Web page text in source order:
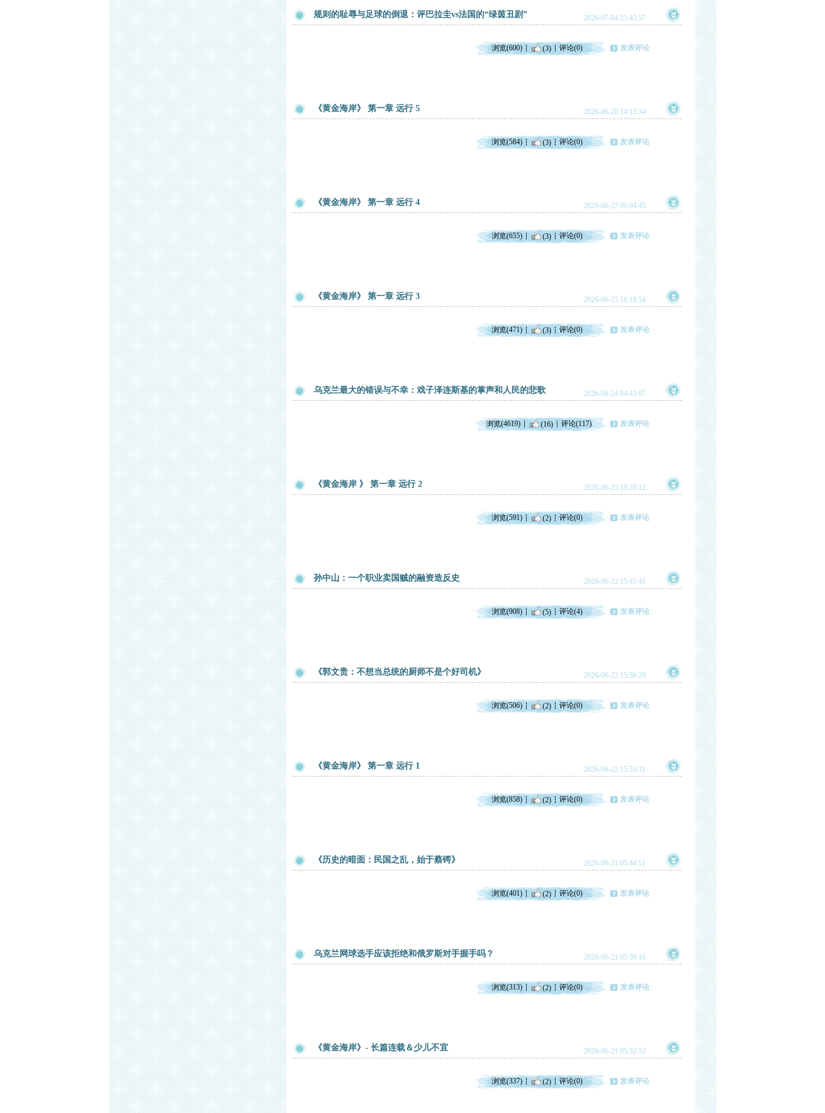
规则的耻辱与足球的倒退：评巴拉圭vs法国的“绿茵丑剧” 2026-07-04 23:43:57
浏览(600) (3) 评论(0) 发表评论
《黄金海岸》 第一章 远行 5 2026-06-28 14:15:34
浏览(584) (3) 评论(0) 发表评论
《黄金海岸》 第一章 远行 4 2026-06-27 06:04:45
浏览(655) (3) 评论(0) 发表评论
《黄金海岸》 第一章 远行 3 2026-06-25 16:18:54
浏览(471) (3) 评论(0) 发表评论
乌克兰最大的错误与不幸：戏子泽连斯基的掌声和人民的悲歌 2026-06-24 04:43:07
浏览(4619) (16) 评论(117) 发表评论
《黄金海岸 》 第一章 远行 2 2026-06-23 18:29:12
浏览(591) (2) 评论(0) 发表评论
孙中山：一个职业卖国贼的融资造反史 2026-06-22 15:41:41
浏览(908) (5) 评论(4) 发表评论
《郭文贵：不想当总统的厨师不是个好司机》 2026-06-22 15:38:29
浏览(506) (2) 评论(0) 发表评论
《黄金海岸》 第一章 远行 1 2026-06-22 15:33:31
浏览(858) (2) 评论(0) 发表评论
《历史的暗面：民国之乱，始于蔡锷》 2026-06-21 05:44:51
浏览(401) (2) 评论(0) 发表评论
乌克兰网球选手应该拒绝和俄罗斯对手握手吗？ 2026-06-21 05:39:16
浏览(313) (2) 评论(0) 发表评论
《黄金海岸》- 长篇连载＆少儿不宜 2026-06-21 05:32:52
浏览(337) (2) 评论(0) 发表评论